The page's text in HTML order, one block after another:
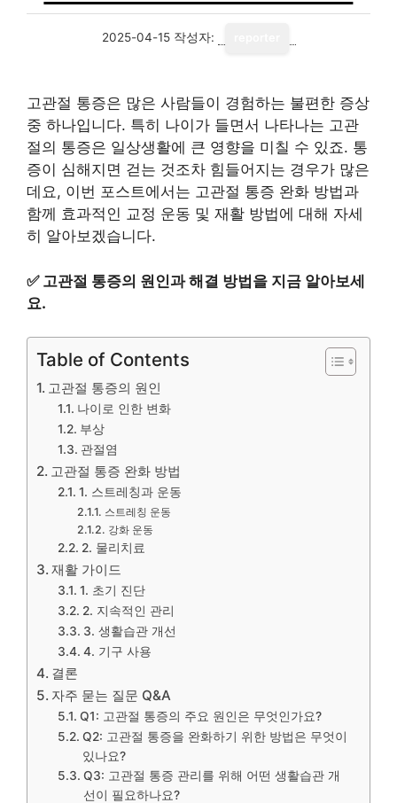
2025-04-15 작성자:
고관절 통증은 많은 사람들이 경험하는 불편한 증상
중 하나입니다. 특히 나이가 들면서 나타나는 고관
절의 통증은 일상생활에 큰 영향을 미칠 수 있죠. 통
증이 심해지면 걷는 것조차 힘들어지는 경우가 많은
데요, 이번 포스트에서는 고관절 통증 완화 방법과
함께 효과적인 교정 운동 및 재활 방법에 대해 자세
히 알아보겠습니다.
✅ 고관절 통증의 원인과 해결 방법을 지금 알아보세
요.
Table of Contents
고관절 통증의 원인
나이로 인한 변화
부상
관절염
고관절 통증 완화 방법
1. 스트레칭과 운동
스트레칭 운동
강화 운동
2. 물리치료
재활 가이드
1. 초기 진단
2. 지속적인 관리
3. 생활습관 개선
4. 기구 사용
결론
자주 묻는 질문 Q&A
Q1: 고관절 통증의 주요 원인은 무엇인가요?
Q2: 고관절 통증을 완화하기 위한 방법은 무엇이
있나요?
Q3: 고관절 통증 관리를 위해 어떤 생활습관 개
선이 필요하나요?